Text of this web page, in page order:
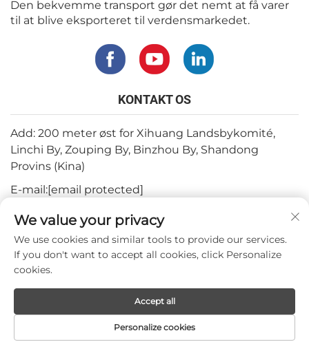
Den bekvemme transport gør det nemt at få varer
til at blive eksporteret til verdensmarkedet.
KONTAKT OS
Add: 200 meter øst for Xihuang Landsbykomité,
Linchi By, Zouping By, Binzhou By, Shandong
Provins (Kina)
E-mail:[email protected]
Tlf.: +82-3180427370
Telefon:+86-15564344404
WhatsApp: +82-1022396668
Copyright © 2024 by Mepro Medical Co.,Ltd.
We value your privacy
We use cookies and similar tools to provide our services.
If you don't want to accept all cookies, click Personalize
cookies.
Personalize cookies
Accept all